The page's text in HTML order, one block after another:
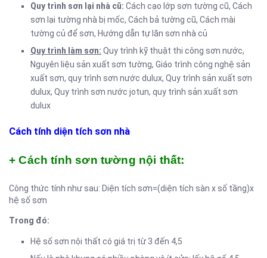
Quy trình sơn lại nhà cũ: Cách cạo lớp sơn tường cũ, Cách
sơn lại tường nhà bị mốc, Cách bả tường cũ, Cách mài
tường củ để sơn, Hướng dẫn tự lăn sơn nhà củ
Quy trình làm sơn: Quy trình kỹ thuật thi công sơn nước,
Nguyên liệu sản xuất sơn tường, Giáo trình công nghệ sản
xuất sơn, quy trình sơn nước dulux, Quy trình sản xuất sơn
dulux, Quy trình sơn nước jotun, quy trình sản xuất sơn
dulux
Cách tính diện tích sơn nhà
+ Cách tính sơn tường nội thất:
Công thức tính như sau: Diện tích sơn=(diện tích sàn x số tầng)x
hệ số sơn
Trong đó:
Hệ số sơn nội thất có giá trị từ 3 đến 4,5